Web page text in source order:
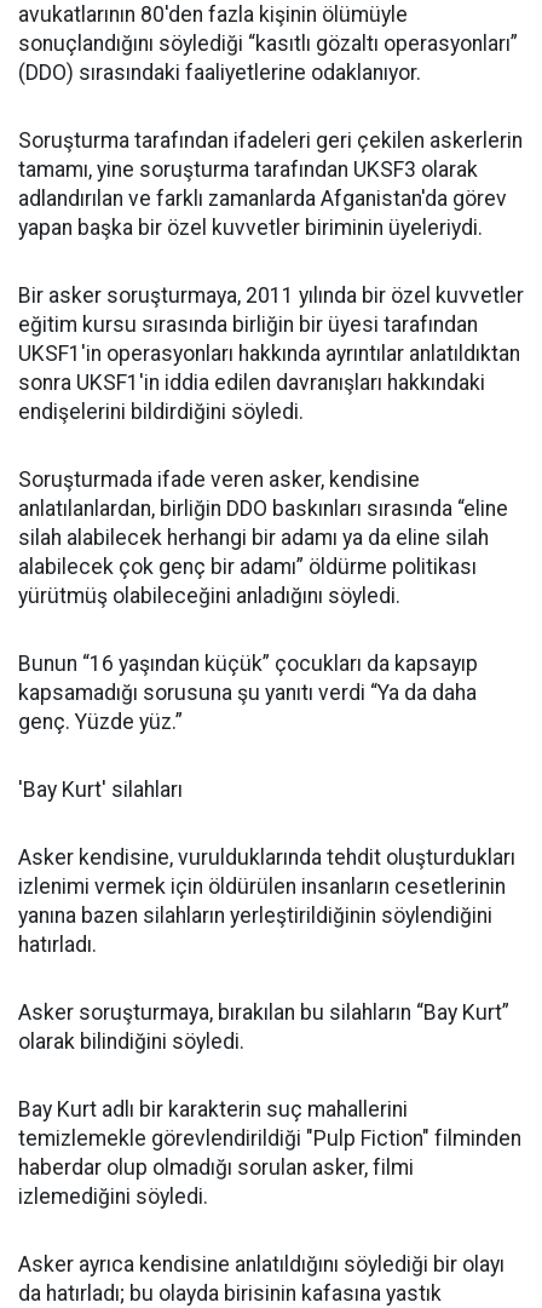
avukatlarının 80'den fazla kişinin ölümüyle
sonuçlandığını söylediği “kasıtlı gözaltı operasyonları”
(DDO) sırasındaki faaliyetlerine odaklanıyor.
Soruşturma tarafından ifadeleri geri çekilen askerlerin
tamamı, yine soruşturma tarafından UKSF3 olarak
adlandırılan ve farklı zamanlarda Afganistan'da görev
yapan başka bir özel kuvvetler biriminin üyeleriydi.
Bir asker soruşturmaya, 2011 yılında bir özel kuvvetler
eğitim kursu sırasında birliğin bir üyesi tarafından
UKSF1'in operasyonları hakkında ayrıntılar anlatıldıktan
sonra UKSF1'in iddia edilen davranışları hakkındaki
endişelerini bildirdiğini söyledi.
Soruşturmada ifade veren asker, kendisine
anlatılanlardan, birliğin DDO baskınları sırasında “eline
silah alabilecek herhangi bir adamı ya da eline silah
alabilecek çok genç bir adamı” öldürme politikası
yürütmüş olabileceğini anladığını söyledi.
Bunun “16 yaşından küçük” çocukları da kapsayıp
kapsamadığı sorusuna şu yanıtı verdi “Ya da daha
genç. Yüzde yüz.”
'Bay Kurt' silahları
Asker kendisine, vurulduklarında tehdit oluşturdukları
izlenimi vermek için öldürülen insanların cesetlerinin
yanına bazen silahların yerleştirildiğinin söylendiğini
hatırladı.
Asker soruşturmaya, bırakılan bu silahların “Bay Kurt”
olarak bilindiğini söyledi.
Bay Kurt adlı bir karakterin suç mahallerini
temizlemekle görevlendirildiği "Pulp Fiction" filminden
haberdar olup olmadığı sorulan asker, filmi
izlemediğini söyledi.
Asker ayrıca kendisine anlatıldığını söylediği bir olayı
da hatırladı; bu olayda birisinin kafasına yastık